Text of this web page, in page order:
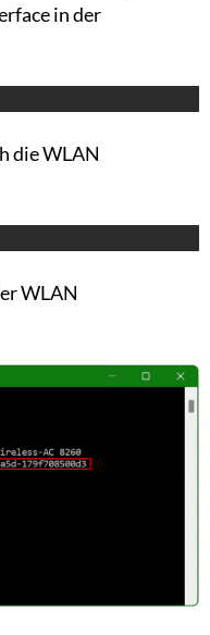
in der
die WLAN
WLAN